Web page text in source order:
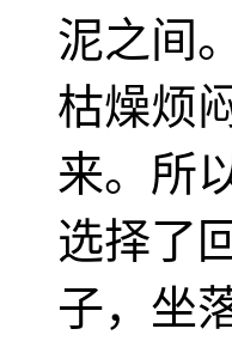
泥之间
枯燥烦
来。所
选择了
子，坐